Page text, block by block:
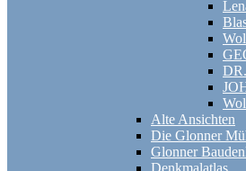
Alte Ansichten
Die Glonner
Glonner
Denkmalatlas